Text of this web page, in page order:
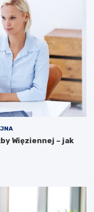
Więziennej – jak